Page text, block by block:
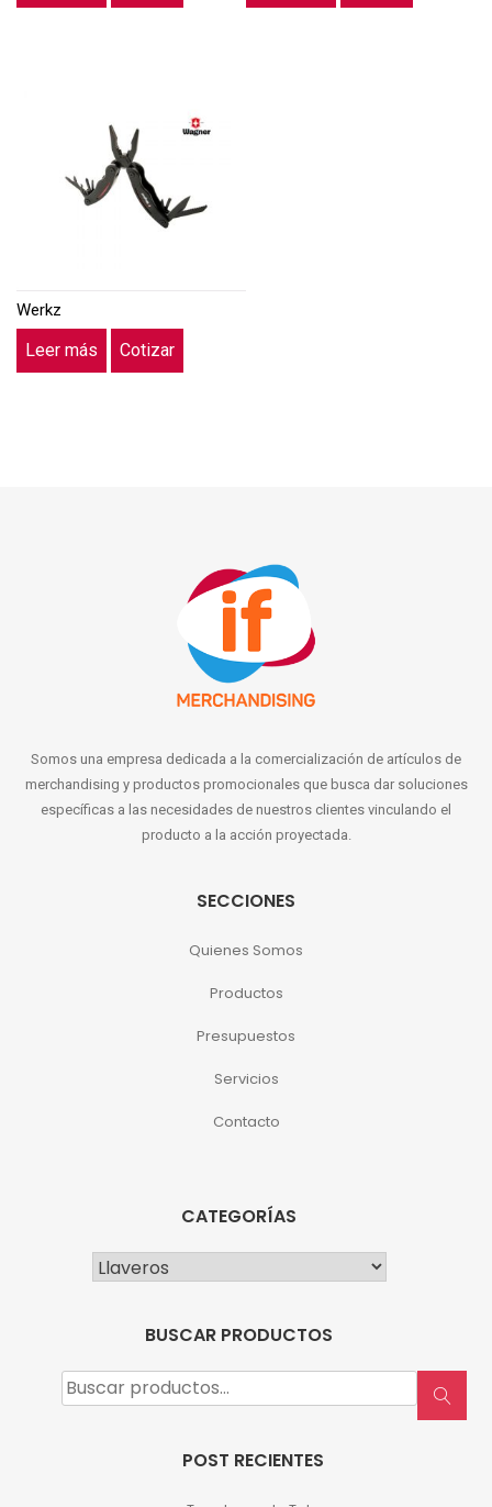
Werkz
Leer más Cotizar
Somos una empresa dedicada a la comercialización de artículos de
merchandising y productos promocionales que busca dar soluciones
específicas a las necesidades de nuestros clientes vinculando el
producto a la acción proyectada.
SECCIONES
Quienes Somos
Productos
Presupuestos
Servicios
Contacto
CATEGORÍAS
BUSCAR PRODUCTOS
Buscar
por:
POST RECIENTES